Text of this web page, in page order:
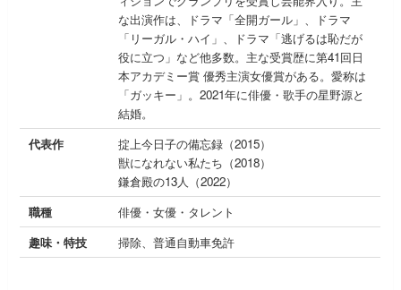
な出演作は、ドラマ「全開ガール」、ドラマ
「リーガル・ハイ」、ドラマ「逃げるは恥だが
役に立つ」など他多数。主な受賞歴に第41回日
本アカデミー賞 優秀主演女優賞がある。愛称は
「ガッキー」。2021年に俳優・歌手の星野源と
結婚。
代表作
掟上今日子の備忘録（2015）
獣になれない私たち（2018）
鎌倉殿の13人（2022）
職種
俳優・女優・タレント
趣味・特技
掃除、普通自動車免許